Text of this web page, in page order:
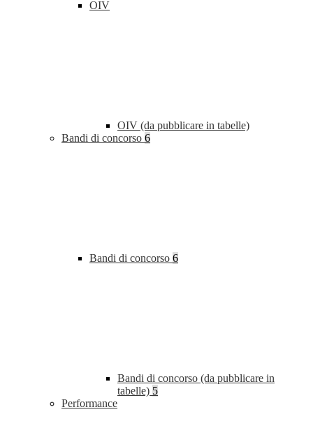
OIV
OIV (da pubblicare in tabelle)
Bandi di concorso 6
Bandi di concorso 6
Bandi di concorso (da pubblicare in
tabelle) 5
Performance